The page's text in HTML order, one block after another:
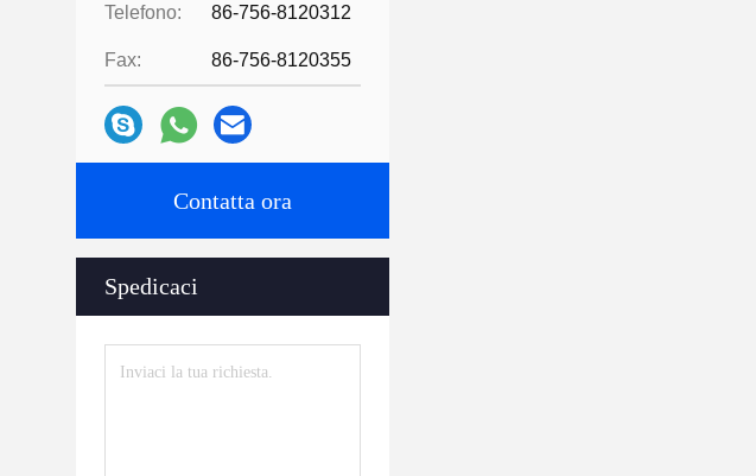
Telefono: 86-756-8120312
Fax: 86-756-8120355
Contatta ora
Spedicaci